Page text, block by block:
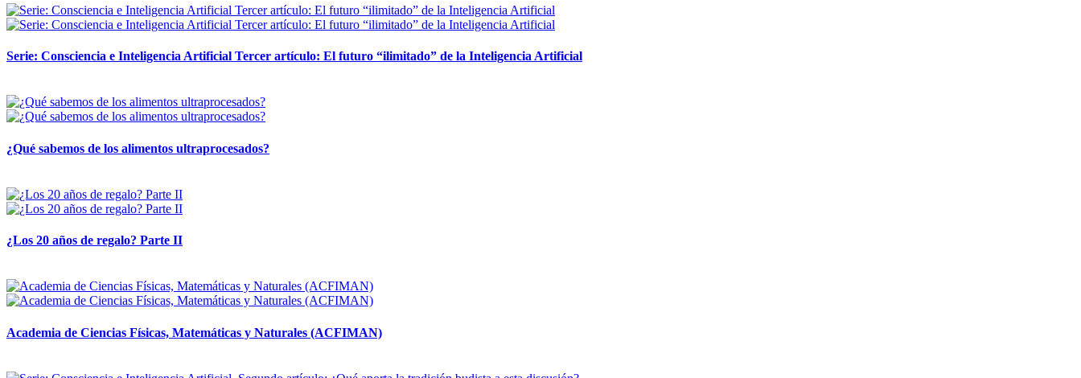
Serie: Consciencia e Inteligencia Artificial Tercer artículo: El futuro “ilimitado” de la Inteligencia Artificial
¿Qué sabemos de los alimentos ultraprocesados?
¿Los 20 años de regalo? Parte II
Academia de Ciencias Físicas, Matemáticas y Naturales (ACFIMAN)